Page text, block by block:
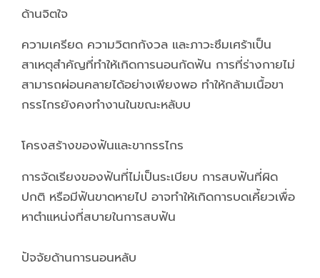
ด้านจิตใจ
ความเครียด ความวิตกกังวล และภาวะซึมเศร้าเป็น
สาเหตุสำคัญที่ทำให้เกิดการนอนกัดฟัน การที่ร่างกายไม่
สามารถผ่อนคลายได้อย่างเพียงพอ ทำให้กล้ามเนื้อขา
กรรไกรยังคงทำงานในขณะหลับบ
โครงสร้างของฟันและขากรรไกร
การจัดเรียงของฟันที่ไม่เป็นระเบียบ การสบฟันที่ผิด
ปกติ หรือมีฟันขาดหายไป อาจทำให้เกิดการบดเคี้ยวเพื่อ
หาตำแหน่งที่สบายในการสบฟัน
ปัจจัยด้านการนอนหลับ